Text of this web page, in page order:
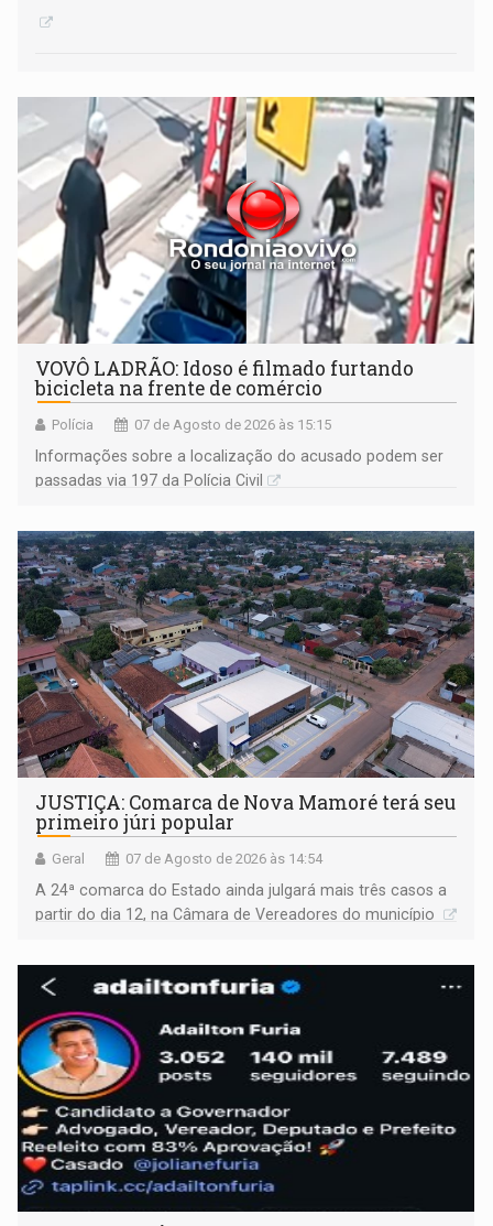
VOVÔ LADRÃO: Idoso é filmado furtando
bicicleta na frente de comércio
Polícia 07 de Agosto de 2026 às 15:15
Informações sobre a localização do acusado podem ser
passadas via 197 da Polícia Civil
JUSTIÇA: Comarca de Nova Mamoré terá seu
primeiro júri popular
Geral 07 de Agosto de 2026 às 14:54
A 24ª comarca do Estado ainda julgará mais três casos a
partir do dia 12, na Câmara de Vereadores do município